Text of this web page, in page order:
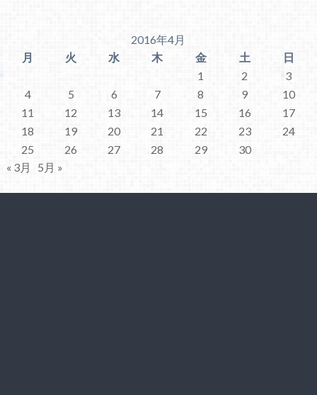
2016年4月
月
火 水 木 金 土
日
1
2
3
4
5 6 7 8 9
10
11
12 13 14 15 16
17
18
19 20 21 22 23
24
25
26 27 28 29
30
« 3月
5月 »